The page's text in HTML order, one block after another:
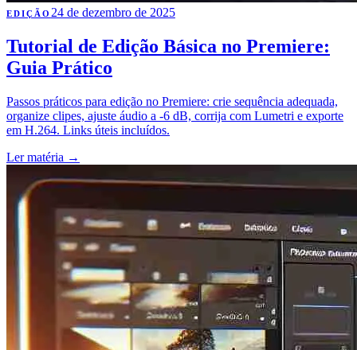
EDIÇÃO 24 de dezembro de 2025
Tutorial de Edição Básica no Premiere:
Guia Prático
Passos práticos para edição no Premiere: crie sequência adequada,
organize clipes, ajuste áudio a -6 dB, corrija com Lumetri e exporte
em H.264. Links úteis incluídos.
Ler matéria →